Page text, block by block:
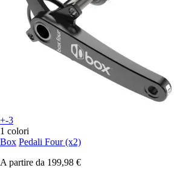
+-3
1 colori
Box Pedali Four (x2)
A partire da 199,98 €